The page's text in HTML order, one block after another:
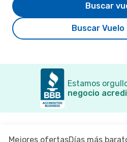
Buscar
Buscar
Estamos
negocio
Mejores ofertasDías más